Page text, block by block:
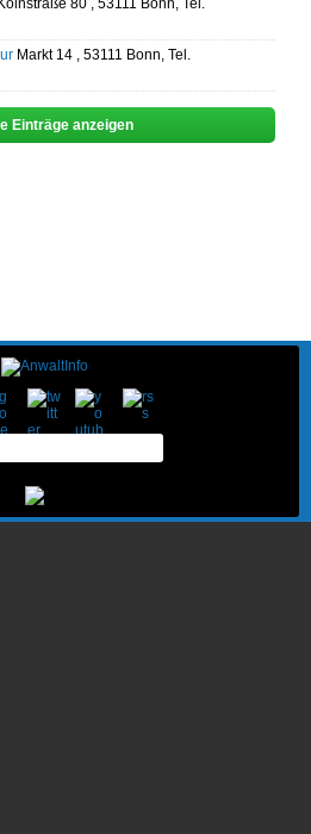
Kölnstraße 80 , 53111 Bonn, Tel.
Markt 14 , 53111 Bonn, Tel.
Einträge anzeigen